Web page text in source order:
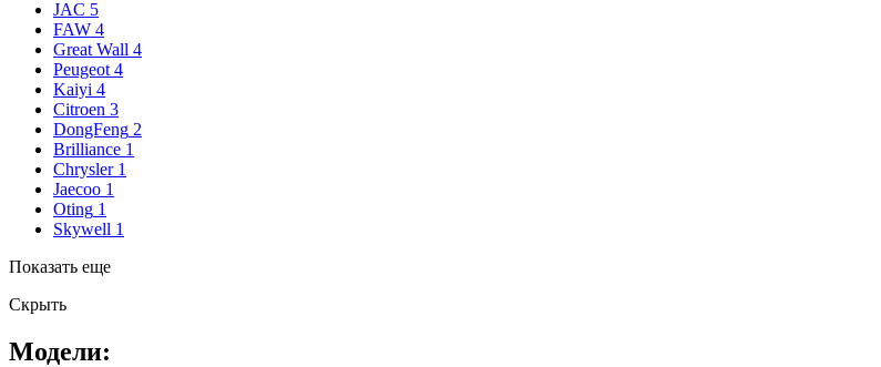
JAC 5
FAW 4
Great Wall 4
Peugeot 4
Kaiyi 4
Citroen 3
DongFeng 2
Brilliance 1
Chrysler 1
Jaecoo 1
Oting 1
Skywell 1
Показать еще
Скрыть
Модели: